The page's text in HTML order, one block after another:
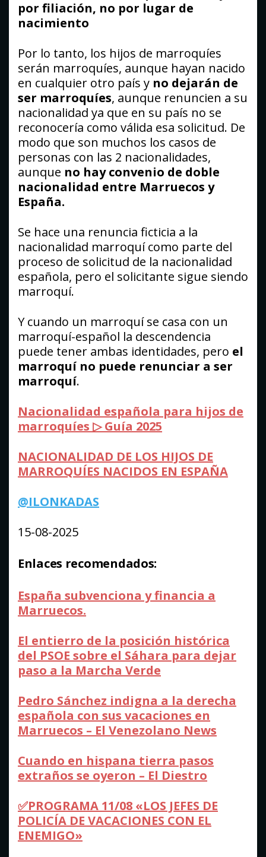
por filiación, no por lugar de
nacimiento
Por lo tanto, los hijos de marroquíes
serán marroquíes, aunque hayan nacido
en cualquier otro país y no dejarán de
ser marroquíes, aunque renuncien a su
nacionalidad ya que en su país no se
reconocería como válida esa solicitud. De
modo que son muchos los casos de
personas con las 2 nacionalidades,
aunque no hay convenio de doble
nacionalidad entre Marruecos y
España.
Se hace una renuncia ficticia a la
nacionalidad marroquí como parte del
proceso de solicitud de la nacionalidad
española, pero el solicitante sigue siendo
marroquí.
Y cuando un marroquí se casa con un
marroquí-español la descendencia
puede tener ambas identidades, pero el
marroquí no puede renunciar a ser
marroquí.
Nacionalidad española para hijos de
marroquíes ▷ Guía 2025
NACIONALIDAD DE LOS HIJOS DE
MARROQUÍES NACIDOS EN ESPAÑA
@ILONKADAS
15-08-2025
Enlaces recomendados:
España subvenciona y financia a
Marruecos.
El entierro de la posición histórica
del PSOE sobre el Sáhara para dejar
paso a la Marcha Verde
Pedro Sánchez indigna a la derecha
española con sus vacaciones en
Marruecos – El Venezolano News
Cuando en hispana tierra pasos
extraños se oyeron – El Diestro
✅PROGRAMA 11/08 «LOS JEFES DE
POLICÍA DE VACACIONES CON EL
ENEMIGO»